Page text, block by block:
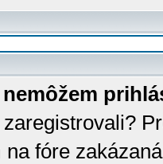
nemôžem
na fóre